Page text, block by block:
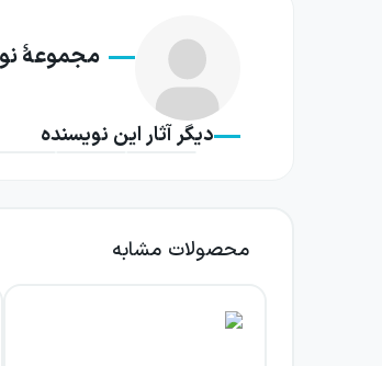
مجموعهٔ
دیگر آثار این نویسنده
محصولات مشابه